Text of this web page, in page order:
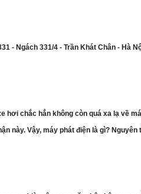
- Ngách 331/4 - Trần Khát Chân - Hà
hơi chắc hẳn không còn quá xa lạ về
này. Vậy, máy phát điện là gì?